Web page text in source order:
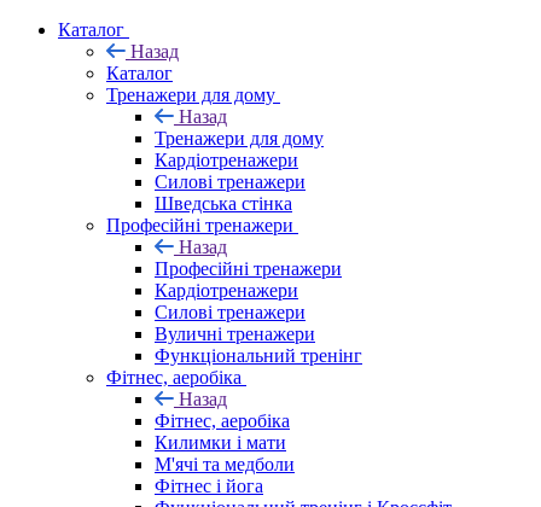
Каталог
Назад
Каталог
Тренажери для дому
Назад
Тренажери для дому
Кардіотренажери
Силові тренажери
Шведська стінка
Професійні тренажери
Назад
Професійні тренажери
Кардіотренажери
Силові тренажери
Вуличні тренажери
Функціональний тренінг
Фітнес, аеробіка
Назад
Фітнес, аеробіка
Килимки і мати
М'ячі та медболи
Фітнес і йога